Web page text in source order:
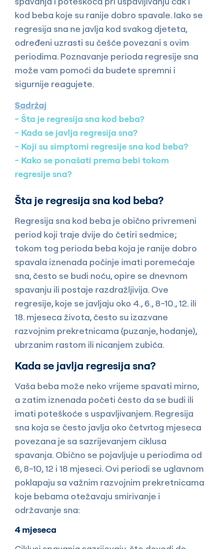
kod beba koje su ranije dobro spavale. Iako se
regresija sna ne javlja kod svakog djeteta,
određeni uzrasti su češće povezani s ovim
periodima. Poznavanje perioda regresije sna
može vam pomoći da budete spremni i
sigurnije reagujete.
Sadržaj
Šta je regresija sna kod beba?
Kada se javlja regresija sna?
Koji su simptomi regresije sna kod beba?
Kako se ponašati prema bebi tokom
regresije sna?
Šta je regresija sna kod beba?
Regresija sna kod beba je obično privremeni
period koji traje dvije do četiri sedmice;
tokom tog perioda beba koja je ranije dobro
spavala iznenada počinje imati poremećaje
sna, često se budi noću, opire se dnevnom
spavanju ili postaje razdražljivija. Ove
regresije, koje se javljaju oko 4., 6., 8-10., 12. ili
18. mjeseca života, često su izazvane
razvojnim prekretnicama (puzanje, hodanje),
ubrzanim rastom ili nicanjem zubića.
Kada se javlja regresija sna?
Vaša beba može neko vrijeme spavati mirno,
a zatim iznenada početi često da se budi ili
imati poteškoće s uspavljivanjem. Regresija
sna koja se često javlja oko četvrtog mjeseca
povezana je sa sazrijevanjem ciklusa
spavanja. Obično se pojavljuje u periodima od
6, 8-10, 12 i 18 mjeseci. Ovi periodi se uglavnom
poklapaju sa važnim razvojnim prekretnicama
koje bebama otežavaju smirivanje i
održavanje sna:
4 mjeseca